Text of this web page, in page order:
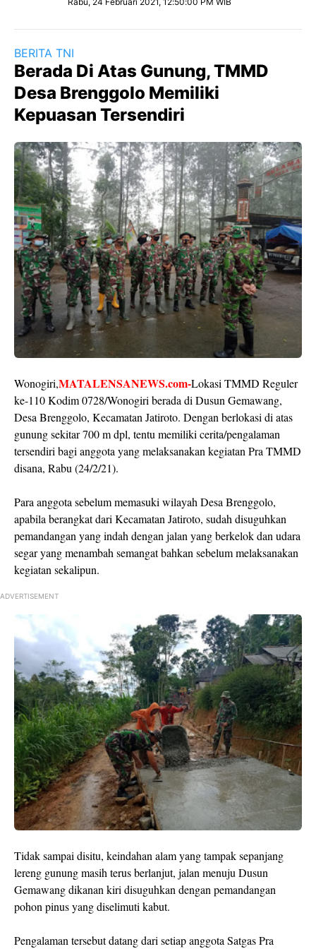
BERITA TNI
Berada Di Atas Gunung, TMMD
Desa Brenggolo Memiliki
Kepuasan Tersendiri
Wonogiri,MATALENSANEWS.com-Lokasi TMMD Reguler
ke-110 Kodim 0728/Wonogiri berada di Dusun Gemawang,
Desa Brenggolo, Kecamatan Jatiroto. Dengan berlokasi di atas
gunung sekitar 700 m dpl, tentu memiliki cerita/pengalaman
tersendiri bagi anggota yang melaksanakan kegiatan Pra TMMD
disana, Rabu (24/2/21).
Para anggota sebelum memasuki wilayah Desa Brenggolo,
apabila berangkat dari Kecamatan Jatiroto, sudah disuguhkan
pemandangan yang indah dengan jalan yang berkelok dan udara
segar yang menambah semangat bahkan sebelum melaksanakan
kegiatan sekalipun.
ADVERTISEMENT
Tidak sampai disitu, keindahan alam yang tampak sepanjang
lereng gunung masih terus berlanjut, jalan menuju Dusun
Gemawang dikanan kiri disuguhkan dengan pemandangan
pohon pinus yang diselimuti kabut.
Pengalaman tersebut datang dari setiap anggota Satgas Pra